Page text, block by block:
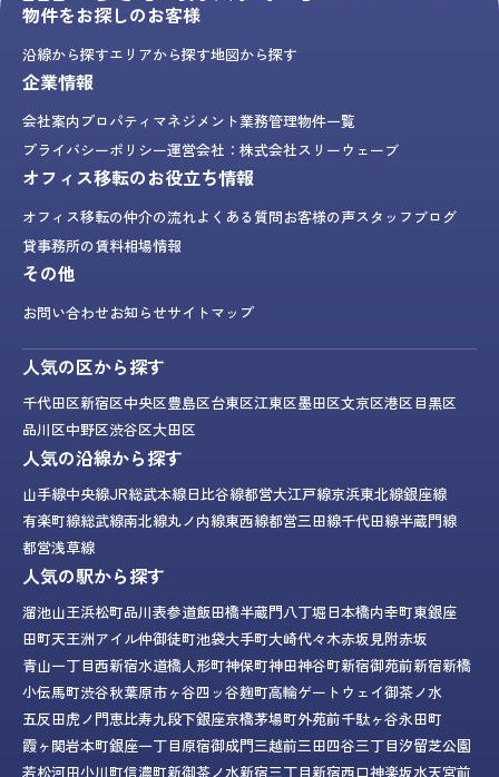
物件をお探しのお客様
沿線から探すエリアから探す地図から探す
企業情報
会社案内プロパティマネジメント業務管理物件一覧
プライバシーポリシー運営会社：株式会社スリーウェーブ
オフィス移転のお役立ち情報
オフィス移転の仲介の流れよくある質問お客様の声スタッフブログ
貸事務所の賃料相場情報
その他
お問い合わせお知らせサイトマップ
人気の区から探す
千代田区新宿区中央区豊島区台東区江東区墨田区文京区港区目黒区
品川区中野区渋谷区大田区
人気の沿線から探す
山手線中央線JR総武本線日比谷線都営大江戸線京浜東北線銀座線
有楽町線総武線南北線丸ノ内線東西線都営三田線千代田線半蔵門線
都営浅草線
人気の駅から探す
溜池山王浜松町品川表参道飯田橋半蔵門八丁堀日本橋内幸町東銀座
田町天王洲アイル仲御徒町池袋大手町大崎代々木赤坂見附赤坂
青山一丁目西新宿水道橋人形町神保町神田神谷町新宿御苑前新宿新橋
小伝馬町渋谷秋葉原市ヶ谷四ッ谷麹町高輪ゲートウェイ御茶ノ水
五反田虎ノ門恵比寿九段下銀座京橋茅場町外苑前千駄ヶ谷永田町
霞ヶ関岩本町銀座一丁目原宿御成門三越前三田四谷三丁目汐留芝公園
若松河田小川町信濃町新御茶ノ水新宿三丁目新宿西口神楽坂水天宮前